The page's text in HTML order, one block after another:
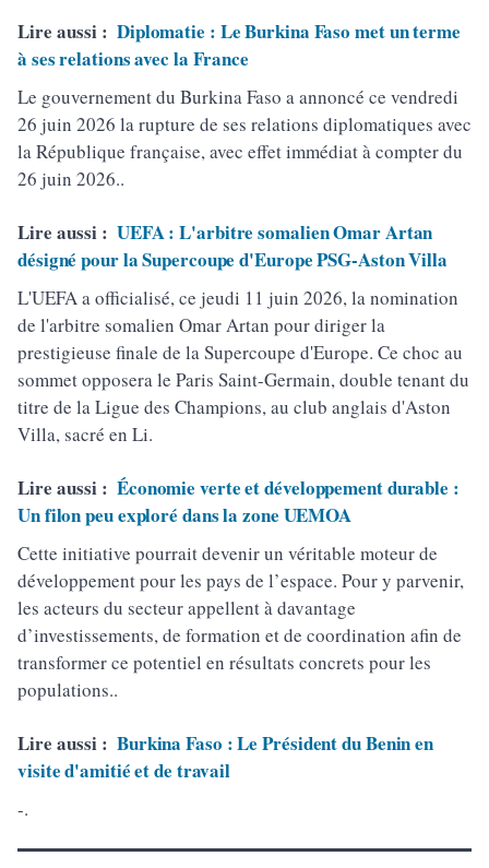
Lire aussi : Diplomatie : Le Burkina Faso met un terme
à ses relations avec la France
Le gouvernement du Burkina Faso a annoncé ce vendredi
26 juin 2026 la rupture de ses relations diplomatiques avec
la République française, avec effet immédiat à compter du
26 juin 2026..
Lire aussi : UEFA : L'arbitre somalien Omar Artan
désigné pour la Supercoupe d'Europe PSG-Aston Villa
L'UEFA a officialisé, ce jeudi 11 juin 2026, la nomination
de l'arbitre somalien Omar Artan pour diriger la
prestigieuse finale de la Supercoupe d'Europe. Ce choc au
sommet opposera le Paris Saint-Germain, double tenant du
titre de la Ligue des Champions, au club anglais d'Aston
Villa, sacré en Li.
Lire aussi : Économie verte et développement durable :
Un filon peu exploré dans la zone UEMOA
Cette initiative pourrait devenir un véritable moteur de
développement pour les pays de l’espace. Pour y parvenir,
les acteurs du secteur appellent à davantage
d’investissements, de formation et de coordination afin de
transformer ce potentiel en résultats concrets pour les
populations..
Lire aussi : Burkina Faso : Le Président du Benin en
visite d'amitié et de travail
-.